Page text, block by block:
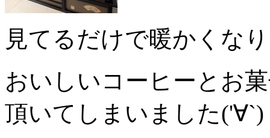
見てるだけで暖かくな
おいしいコーヒーとお
頂いてしまいました('∀`)